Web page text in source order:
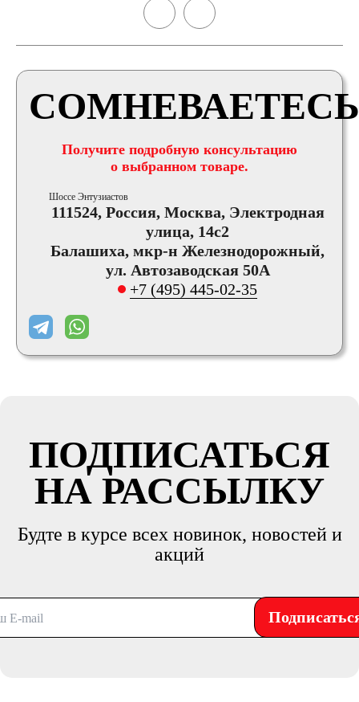
Получите подробную консультацию
о выбранном товаре.
Шоссе Энтузиастов
111524, Россия, Москва, Электродная
улица, 14с2
Балашиха, мкр-н Железнодорожный,
ул. Автозаводская 50А
+7 (495) 445-02-35
ПОДПИСАТЬСЯ
НА РАССЫЛКУ
Будте в курсе всех новинок, новостей и
акций